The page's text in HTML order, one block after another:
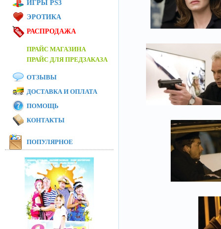
ИГРЫ PS3
ЭРОТИКА
РАСПРОДАЖА
ПРАЙС МАГАЗИНА
ПРАЙС ДЛЯ ПРЕДЗАКАЗА
ОТЗЫВЫ
ДОСТАВКА И ОПЛАТА
ПОМОЩЬ
КОНТАКТЫ
ПОПУЛЯРНОЕ